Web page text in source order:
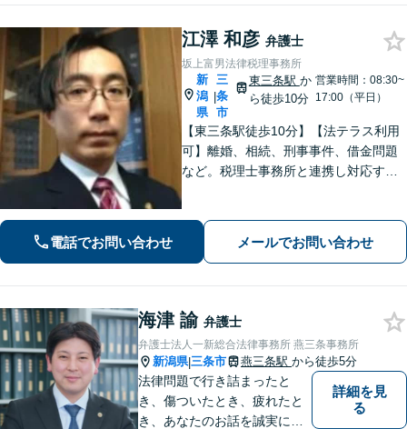
江澤 和彦 弁護士
坂上富男法律税理事務所
新
潟
県
|
三
条
市
東三条駅 か
ら徒歩10分
営業時間：08:30~
17:00（平日）
【東三条駅徒歩10分】【法テラス利用
可】離婚、相続、刑事事件、借金問題
など。税理士事務所と連携し対応する
まずはお気軽にご相談ください【休
日・夜間相談可】
電話でお問い合わせ メールでお問い合わせ
海津 諭 弁護士
弁護士法人一新総合法律事務所 燕三条事務所
新潟県|三条市 燕三条駅 から徒歩5分
法律問題で行き詰まったと
き、傷ついたとき、疲れたと
き、あなたのお話を誠実にお
詳細を見
る